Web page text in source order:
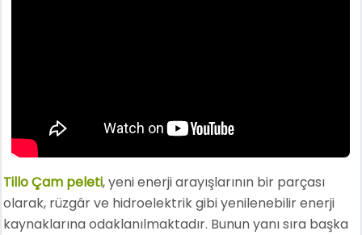
Tillo Çam peleti, yeni enerji arayışlarının bir parçası
olarak, rüzgâr ve hidroelektrik gibi yenilenebilir enerji
kaynaklarına odaklanılmaktadır. Bunun yanı sıra başka